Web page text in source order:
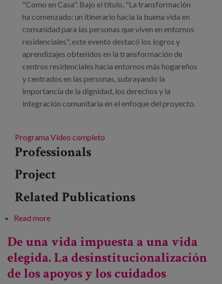
"Como en Casa". Bajo el título, "La transformación
ha comenzado: un itinerario hacia la buena vida en
comunidad para las personas que viven en entornos
residenciales", este evento destacó los logros y
aprendizajes obtenidos en la transformación de
centros residenciales hacia entornos más hogareños
y centrados en las personas, subrayando la
importancia de la dignidad, los derechos y la
integración comunitaria en el enfoque del proyecto.
Programa Vídeo completo
Professionals
Project
Related Publications
Read moreabout La transformación ha comenzado: un
las personas que viven en entornos residenciales
De una vida impuesta a una vida
elegida. La desinstitucionalización
de los apoyos y los cuidados